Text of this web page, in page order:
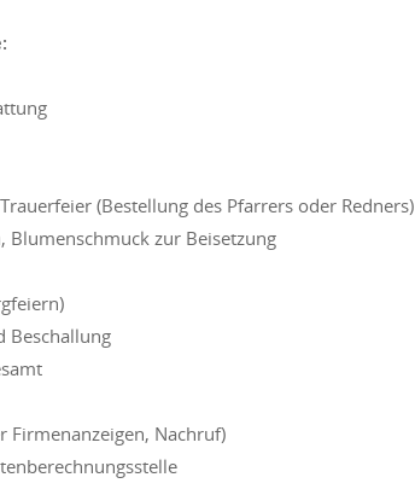
(Bestellung des Pfarrers oder Redners)
zur Beisetzung
Beschallung
Firmenanzeigen, Nachruf)